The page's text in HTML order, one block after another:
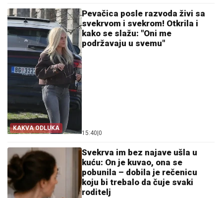
KAKVA ODLUKA
Pevačica posle razvoda živi sa
svekrvom i svekrom! Otkrila i
kako se slažu: "Oni me
podržavaju u svemu"
15:40 0
Svekrva im bez najave ušla u
kuću: On je kuvao, ona se
pobunila – dobila je rečenicu
koju bi trebalo da čuje svaki
roditelj